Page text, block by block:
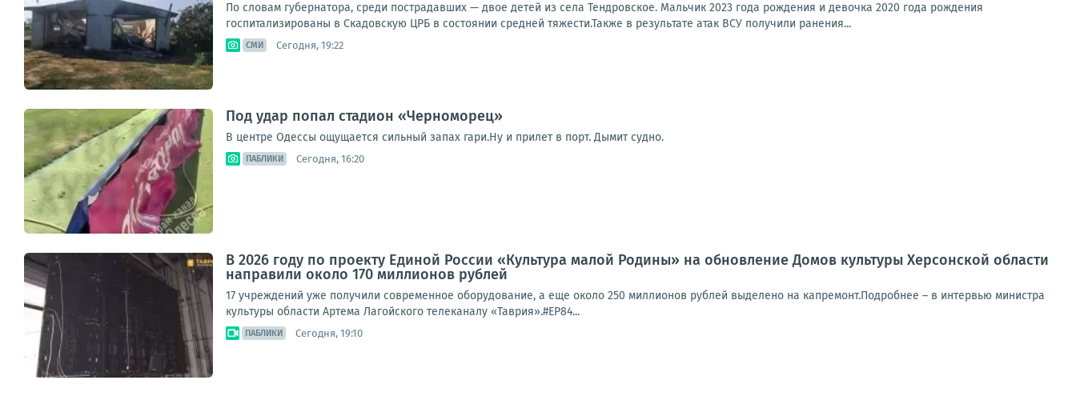
По словам губернатора, среди пострадавших — двое детей из села Тендровское. Мальчик 2023 года рождения и девочка 2020 года рождения
госпитализированы в Скадовскую ЦРБ в состоянии средней тяжести.Также в результате атак ВСУ получили ранения...
СМИ Сегодня, 19:22
Под удар попал стадион «Черноморец»
В центре Одессы ощущается сильный запах гари.Ну и прилет в порт. Дымит судно.
ПАБЛИКИ Сегодня, 16:20
В 2026 году по проекту Единой России «Культура малой Родины» на обновление Домов культуры Херсонской области
направили около 170 миллионов рублей
17 учреждений уже получили современное оборудование, а еще около 250 миллионов рублей выделено на капремонт.Подробнее – в интервью министра
культуры области Артема Лагойского телеканалу «Таврия».#ЕР84...
ПАБЛИКИ Сегодня, 19:10